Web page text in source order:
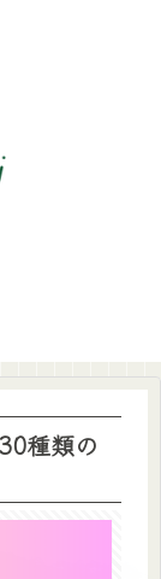
種類の